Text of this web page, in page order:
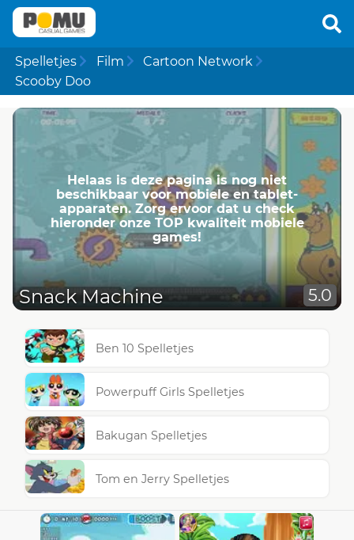
Spelletjes Film
Cartoon Network
Scooby Doo
Helaas is deze pagina is nog niet
beschikbaar voor mobiele en tablet-
apparaten. Zorg ervoor dat u check
hieronder onze TOP kwaliteit mobiele
games!
Snack Machine 5.0
Ben 10 Spelletjes
Powerpuff Girls Spelletjes
Bakugan Spelletjes
Tom en Jerry Spelletjes